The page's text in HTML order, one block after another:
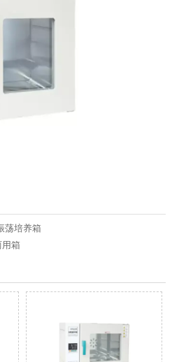
荡培养箱
用箱